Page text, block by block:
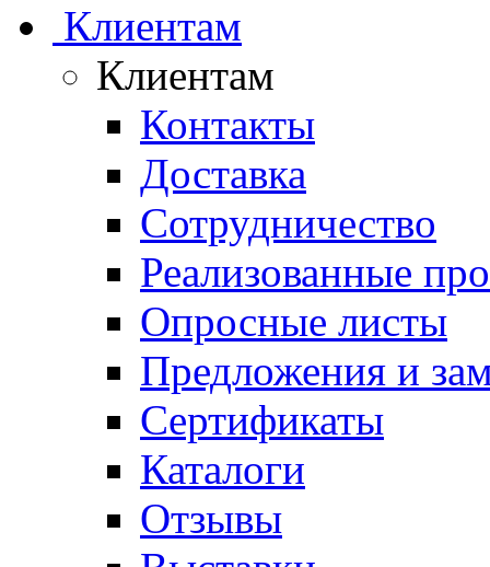
Клиентам
Клиентам
Контакты
Доставка
Сотрудничество
Реализованные
Опросные листы
Предложения и
Сертификаты
Каталоги
Отзывы